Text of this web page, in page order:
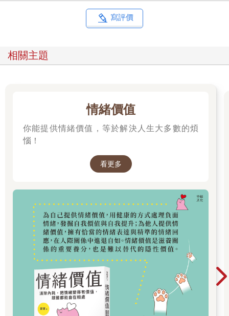
寫評價
相關主題
情緒價值
你能提供情緒價值，等於解決人生大多數的煩
惱！
看更多